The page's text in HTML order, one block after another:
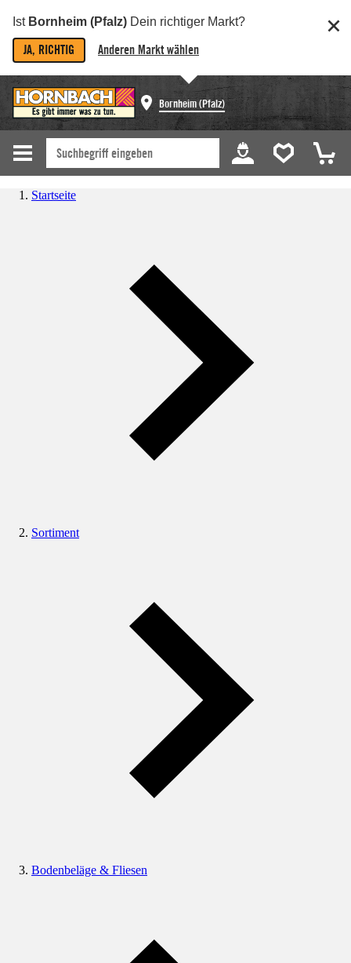
Ist Bornheim (Pfalz) Dein richtiger Markt?
JA, RICHTIG Anderen Markt wählen
Bornheim (Pfalz)
Startseite
Sortiment
Bodenbeläge & Fliesen